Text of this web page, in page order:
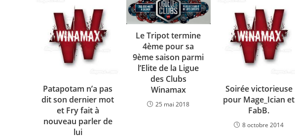
Patapotam n’a pas
dit son dernier mot
et Fry fait à
nouveau parler de
lui
Le Tripot termine
4ème pour sa
9ème saison parmi
l’Elite de la Ligue
des Clubs
Winamax
25 mai 2018
Soirée victorieuse
pour Mage_Ician et
FabB.
8 octobre 2014